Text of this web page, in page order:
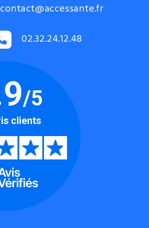
contact@accessante.fr
02.32.24.12.48